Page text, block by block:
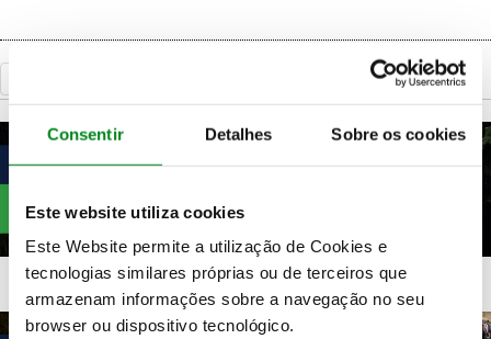
Consentir Detalhes Sobre os cookies
Este website utiliza cookies
Este Website permite a utilização de Cookies e
tecnologias similares próprias ou de terceiros que
armazenam informações sobre a navegação no seu
browser ou dispositivo tecnológico.